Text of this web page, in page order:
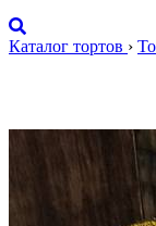
Каталог тортов ›